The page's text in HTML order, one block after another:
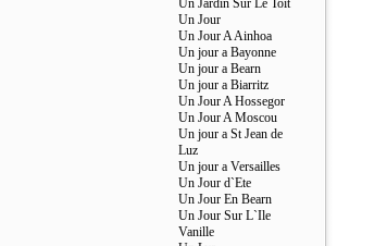
Un Jardin Sur Le Toit
Un Jour
Un Jour A Ainhoa
Un jour a Bayonne
Un jour a Bearn
Un jour a Biarritz
Un Jour A Hossegor
Un Jour A Moscou
Un jour a St Jean de
Luz
Un jour a Versailles
Un Jour d`Ete
Un Jour En Bearn
Un Jour Sur L`Ile
Vanille